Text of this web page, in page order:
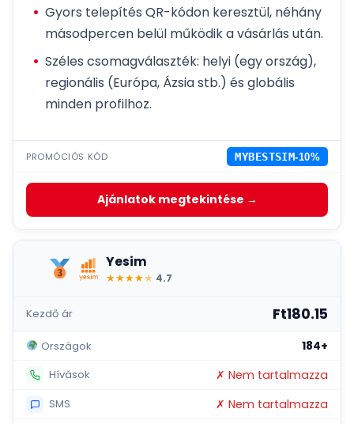
Gyors telepítés QR-kódon keresztül, néhány
másodpercen belül működik a vásárlás után.
Széles csomagválaszték: helyi (egy ország),
regionális (Európa, Ázsia stb.) és globális
minden profilhoz.
PROMÓCIÓS KÓD MYBESTSIM-10%
Ajánlatok megtekintése →
Yesim
★★★★★ 4.7
Kezdő ár Ft180.15
Országok 184+
Hívások ✗ Nem tartalmazza
SMS ✗ Nem tartalmazza